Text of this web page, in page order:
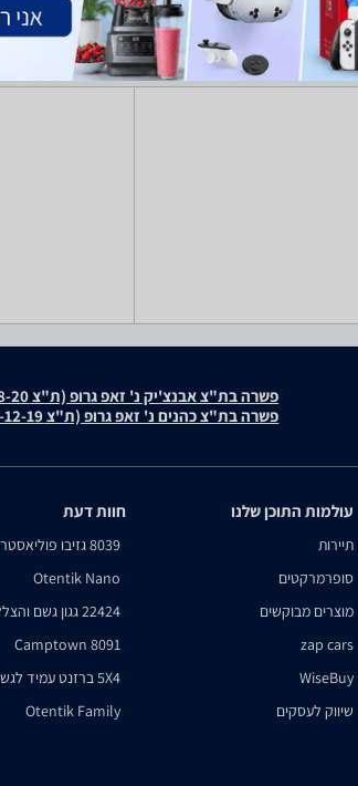
פשרה בת"צ אבנצ'יק נ' זאפ גרופ (ת"צ 23008-08-20)
פשרה בת"צ כהנים נ' זאפ גרופ (ת"צ 60371-12-19)
עולמות התוכן שלנו
תיירות
סופרמרקטים
מוצרים מבוקשים
zap cars
WiseBuy
שיווק לעסקים
חוות דעת
8039 גזיבו פוליאסטר
Otentik Nano
22424 גגון גשם והצללה
Camptown 8091
5X4 ברזנט עמיד לגשם
Otentik Family